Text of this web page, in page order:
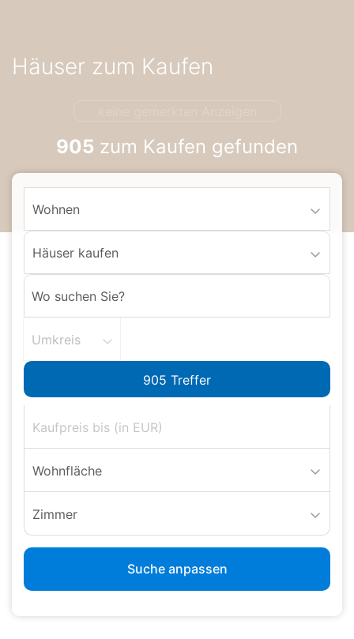
zur
Navigation
Häuser zum Kaufen
905 zum Kaufen gefunden
Wohnen
Häuser kaufen
Umkreis
Wohnfläche
Zimmer
Suche anpassen